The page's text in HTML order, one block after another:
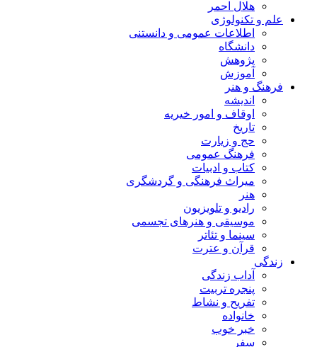
هلال احمر
علم و تکنولوژی
اطلاعات عمومی و دانستنی
دانشگاه
پژوهش
آموزش
فرهنگ و هنر
اندیشه
اوقاف و امور خیریه
تاریخ
حج و زیارت
فرهنگ عمومی
کتاب و ادبیات
میراث فرهنگی و گردشگری
هنر
رادیو و تلویزیون
موسیقی و هنرهای تجسمی
سینما و تئاتر
قرآن و عترت
زندگی
آداب زندگی
پنجره تربیت
تفریح و نشاط
خانواده
خبر خوب
سفر